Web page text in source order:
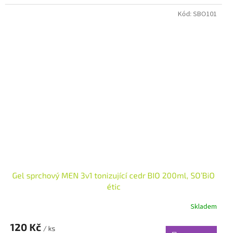
Gel sprchový MEN 3v1 tonizující cedr BIO 200ml, SO’BiO
étic
Skladem
120 Kč / ks
Kód: SBO101